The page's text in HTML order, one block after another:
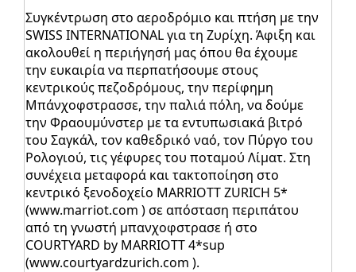
Συγκέντρωση στο αεροδρόμιο και πτήση με την
SWISS INTERNATIONAL για τη Ζυρίχη. Άφιξη και
ακολουθεί η περιήγησή μας όπου θα έχουμε
την ευκαιρία να περπατήσουμε στους
κεντρικούς πεζοδρόμους, την περίφημη
Μπάνχοφστρασσε, την παλιά πόλη, να δούμε
την Φραουμύνστερ με τα εντυπωσιακά βιτρό
του Σαγκάλ, τον καθεδρικό ναό, τον Πύργο του
Ρολογιού, τις γέφυρες του ποταμού Λίματ. Στη
συνέχεια μεταφορά και τακτοποίηση στο
κεντρικό ξενοδοχείο MARRIOTT ZURICH 5*
(www.marriot.com ) σε απόσταση περιπάτου
από τη γνωστή μπανχοφστρασε ή στο
COURTYARD by MARRIOTT 4*sup
(www.courtyardzurich.com ).